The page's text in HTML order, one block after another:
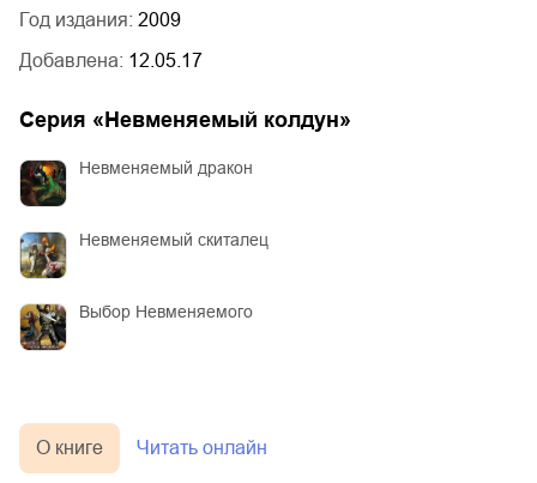
Год издания: 2009
Добавлена: 12.05.17
Серия « Невменяемый колдун»
Невменяемый дракон
Невменяемый скиталец
Выбор Невменяемого
О книге Читать онлайн